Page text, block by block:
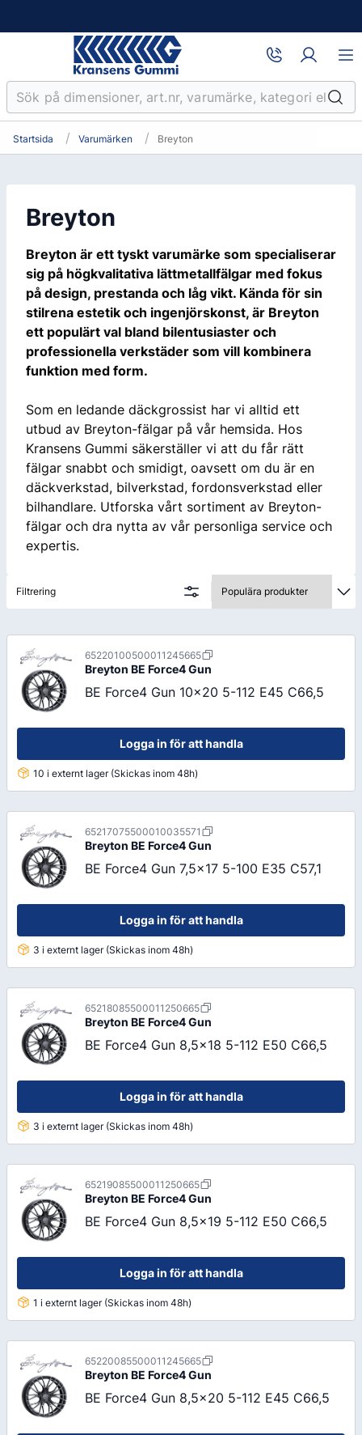
Startsida Varumärken Breyton
Breyton
Breyton är ett tyskt varumärke som specialiserar
sig på högkvalitativa lättmetallfälgar med fokus
på design, prestanda och låg vikt. Kända för sin
stilrena estetik och ingenjörskonst, är Breyton
ett populärt val bland bilentusiaster och
professionella verkstäder som vill kombinera
funktion med form.
Som en ledande däckgrossist har vi alltid ett
utbud av Breyton-fälgar på vår hemsida. Hos
Kransens Gummi säkerställer vi att du får rätt
fälgar snabbt och smidigt, oavsett om du är en
däckverkstad, bilverkstad, fordonsverkstad eller
bilhandlare. Utforska vårt sortiment av Breyton-
fälgar och dra nytta av vår personliga service och
expertis.
Filtrering
65220100500011245665
Breyton BE Force4 Gun
BE Force4 Gun 10x20 5-112 E45 C66,5
Logga in för att handla
10 i externt lager (Skickas inom 48h)
65217075500010035571
Breyton BE Force4 Gun
BE Force4 Gun 7,5x17 5-100 E35 C57,1
Logga in för att handla
3 i externt lager (Skickas inom 48h)
65218085500011250665
Breyton BE Force4 Gun
BE Force4 Gun 8,5x18 5-112 E50 C66,5
Logga in för att handla
3 i externt lager (Skickas inom 48h)
65219085500011250665
Breyton BE Force4 Gun
BE Force4 Gun 8,5x19 5-112 E50 C66,5
Logga in för att handla
1 i externt lager (Skickas inom 48h)
65220085500011245665
Breyton BE Force4 Gun
BE Force4 Gun 8,5x20 5-112 E45 C66,5